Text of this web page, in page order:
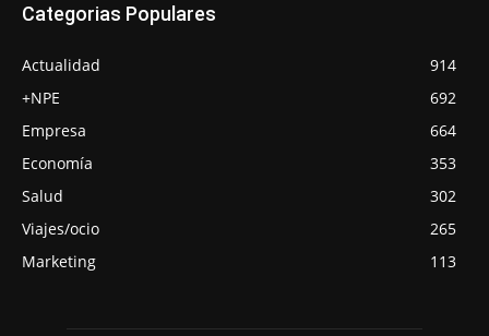
Categorias Populares
Actualidad
914
+NPE
692
Empresa
664
Economía
353
Salud
302
Viajes/ocio
265
Marketing
113